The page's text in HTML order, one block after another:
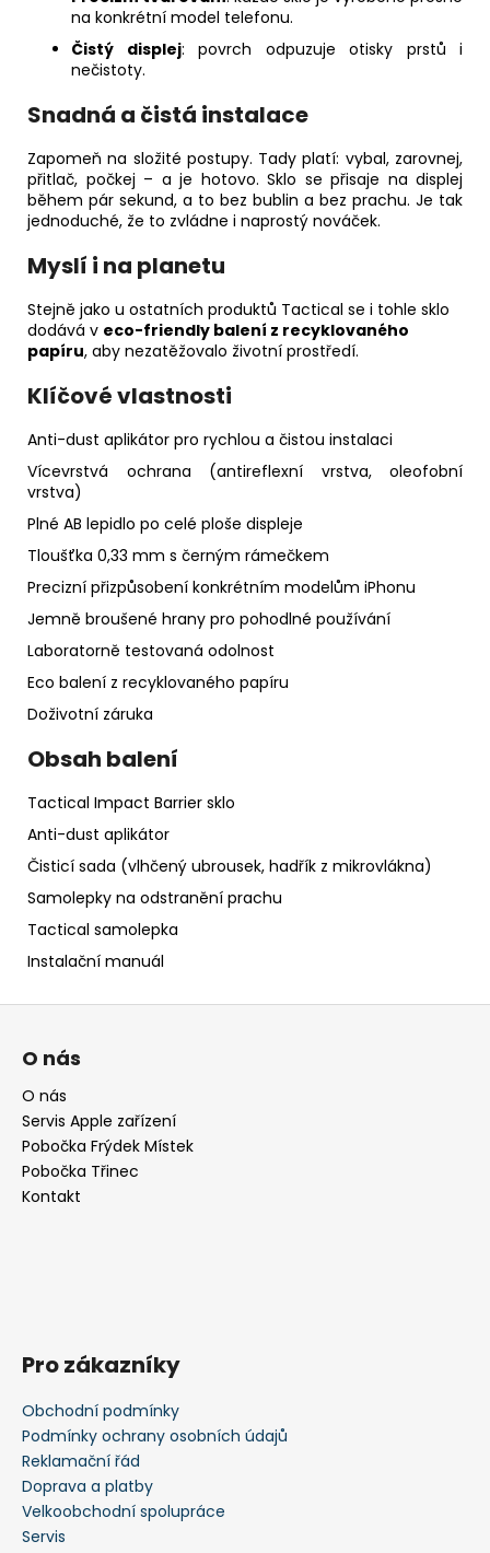
na konkrétní model telefonu.
Čistý displej: povrch odpuzuje otisky prstů i
nečistoty.
Snadná a čistá instalace
Zapomeň na složité postupy. Tady platí: vybal, zarovnej,
přitlač, počkej – a je hotovo. Sklo se přisaje na displej
během pár sekund, a to bez bublin a bez prachu. Je tak
jednoduché, že to zvládne i naprostý nováček.
Myslí i na planetu
Stejně jako u ostatních produktů Tactical se i tohle sklo
dodává v eco-friendly balení z recyklovaného
papíru, aby nezatěžovalo životní prostředí.
Klíčové vlastnosti
Anti-dust aplikátor pro rychlou a čistou instalaci
Vícevrstvá ochrana (antireflexní vrstva, oleofobní
vrstva)
Plné AB lepidlo po celé ploše displeje
Tloušťka 0,33 mm s černým rámečkem
Precizní přizpůsobení konkrétním modelům iPhonu
Jemně broušené hrany pro pohodlné používání
Laboratorně testovaná odolnost
Eco balení z recyklovaného papíru
Doživotní záruka
Obsah balení
Tactical Impact Barrier sklo
Anti-dust aplikátor
Čisticí sada (vlhčený ubrousek, hadřík z mikrovlákna)
Samolepky na odstranění prachu
Tactical samolepka
Instalační manuál
Z
O nás
O nás
Servis Apple zařízení
Pobočka Frýdek Místek
Pobočka Třinec
Kontakt
Pro zákazníky
Obchodní podmínky
Podmínky ochrany osobních údajů
Reklamační řád
Doprava a platby
Velkoobchodní spolupráce
Servis